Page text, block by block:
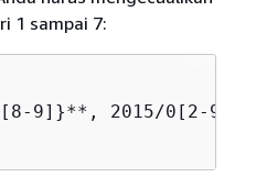
1 sampai 7:
9]}**, 2015/0[2-